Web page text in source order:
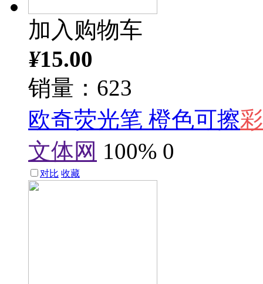
加入购物车
¥15.00
销量：623
欧奇荧光笔 橙色可擦
文体网 100% 0
对比 收藏